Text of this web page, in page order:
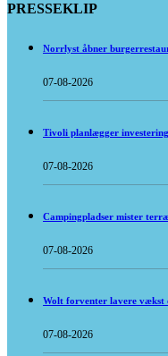
PRESSEKLIP
Norrlyst åbner
07-08-2026
Tivoli planlægger
07-08-2026
Campingpladser mister
07-08-2026
Wolt forventer lavere vækst
07-08-2026